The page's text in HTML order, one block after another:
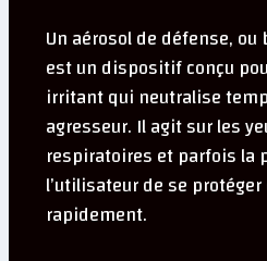
Un aérosol de défense,
est un dispositif conçu
irritant qui neutralise
agresseur. Il agit sur les
respiratoires et parfois la
l’utilisateur de se
rapidement.